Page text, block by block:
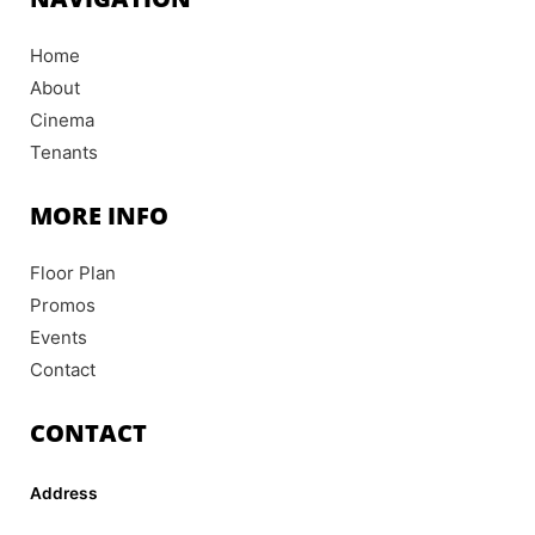
o
k
-
f
g b
Home
About
Cinema
Tenants
MORE INFO
Floor Plan
Promos
Events
Contact
CONTACT
Address